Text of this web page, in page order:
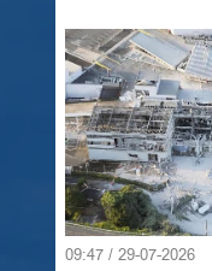
09:47 / 29-07-2026